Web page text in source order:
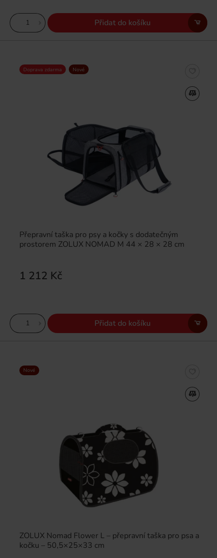
Přidat do košíku
Přepravní taška pro psy a kočky s dodatečným
prostorem ZOLUX NOMAD M 44 × 28 × 28 cm
1 212 Kč
Doprava zdarma Nové
Přidat do košíku
ZOLUX Nomad Flower L – přepravní taška pro psa a
kočku – 50,5×25×33 cm
Nové